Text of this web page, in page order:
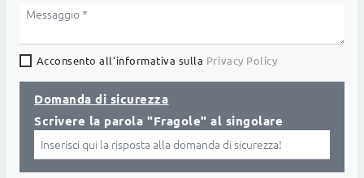
Acconsento all'informativa sulla Privacy Policy
Domanda di sicurezza
Scrivere la parola "Fragole" al singolare